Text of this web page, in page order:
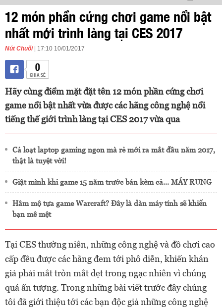
12 món phần cứng chơi game nổi bật
nhất mới trình làng tại CES 2017
Nút Chuối | 17:10 10/01/2017
0
CHIA SẺ
Hãy cùng điểm mặt đặt tên 12 món phần cứng chơi
game nổi bật nhất vừa được các hãng công nghệ nổi
tiếng thế giới trình làng tại CES 2017 vừa qua
Cả loạt laptop gaming ngon mà rẻ mới ra mắt đầu năm 2017,
thật là tuyệt vời!
Giật mình khi game 15 năm trước bán kèm cả... MÁY RUNG
Hâm mộ tựa game Warcraft? Đây là dàn máy tính sẽ khiến
bạn mê mệt
Tại CES thường niên, những công nghệ và đồ chơi cao
cấp đều được các hãng đem tới phô diễn, khiến khán
giả phải mắt tròn mắt dẹt trong ngạc nhiên vì chúng
quá ấn tượng. Trong những bài viết trước đây chúng
tôi đã giới thiệu tới các bạn độc giả những công nghệ